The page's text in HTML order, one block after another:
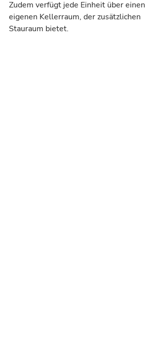
Zudem verfügt jede Einheit über einen
eigenen Kellerraum, der zusätzlichen
Stauraum bietet.